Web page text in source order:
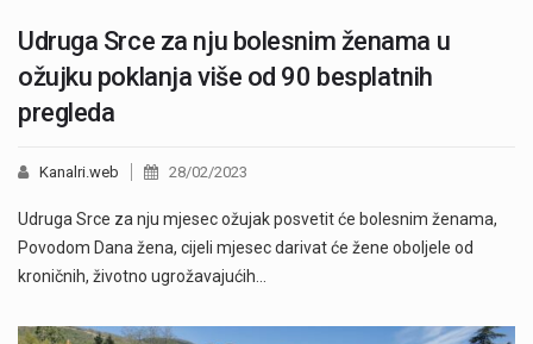
Udruga Srce za nju bolesnim ženama u
ožujku poklanja više od 90 besplatnih
pregleda
Kanalri.web 28/02/2023
Udruga Srce za nju mjesec ožujak posvetit će bolesnim ženama,
Povodom Dana žena, cijeli mjesec darivat će žene oboljele od
kroničnih, životno ugrožavajućih…